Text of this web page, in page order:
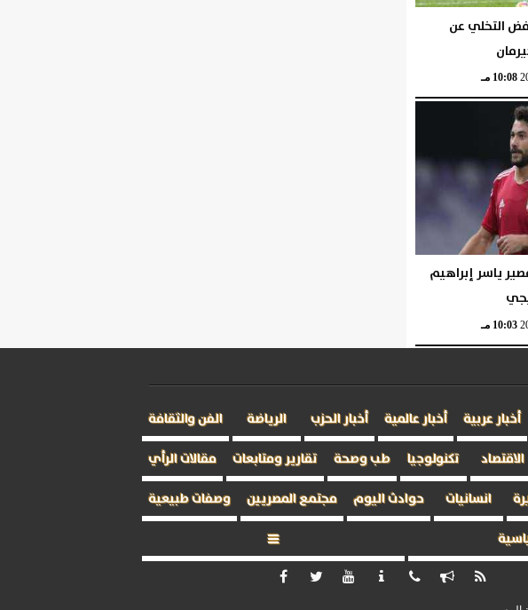
التخلي عن
10:08 مـ
ياسر إبراهيم
10:03 مـ
أخبار عربية أخبار عالمية أخبار الحزب الرياضة
الفن والثقافة
الاقتصاد تكنولوجيا طب وصحة تقارير ومتابعات
مقالات الرأي
انسانيات حوادث اليوم مجتمع المصريين
وصفات طبيعية